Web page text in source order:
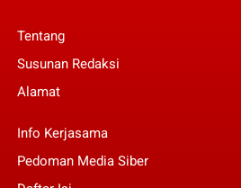
Tentang
Susunan Redaksi
Alamat
Info Kerjasama
Pedoman Media Siber